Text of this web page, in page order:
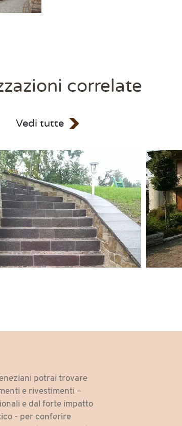
correlate
Vedi tutte
potrai trovare
e rivestimenti –
e dal forte impatto
- per conferire